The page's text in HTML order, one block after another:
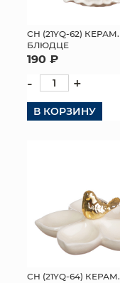
СН (21YQ-62) КЕРАМ.
БЛЮДЦЕ
190 ₽
- +
В КОРЗИНУ
СН (21YQ-64) КЕРАМ.